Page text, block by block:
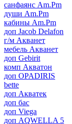
санфаянс Am.Pm
души Am.Pm
кабины Am.Pm
доп Jacob Delafon
г/м Акванет
мебель Акванет
доп Gebirit
комп Акватон
доп OPADIRIS
bette
доп Акватек
доп бас
доп Viega
доп AQWELLA 5